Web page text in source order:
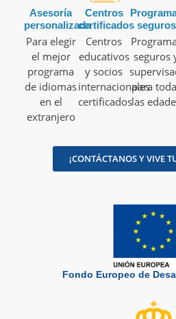
Asesoría
personalizada
Para elegir
el mejor
programa
de idiomas
en el
extranjero
Centros
certificados
Centros
educativos
y socios
internacionales
certificados
seguros
seguros
para
las
¡CONTÁCTANOS Y VIVE
Fondo Europeo de